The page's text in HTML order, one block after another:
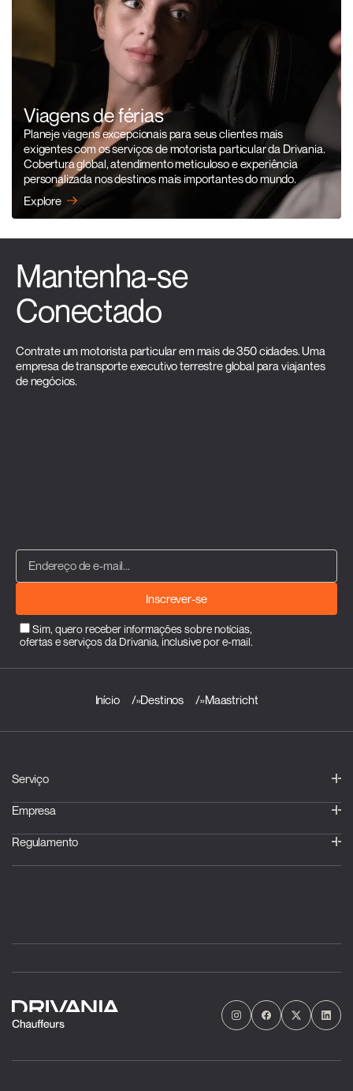
Viagens de férias
Planeje viagens excepcionais para seus clientes mais
exigentes com os serviços de motorista particular da Drivania.
Cobertura global, atendimento meticuloso e experiência
personalizada nos destinos mais importantes do mundo.
Explore
Mantenha-se
Conectado
Contrate um motorista particular em mais de 350 cidades. Uma
empresa de transporte executivo terrestre global para viajantes
de negócios.
Inscrever-se
Sim, quero receber informações sobre notícias,
ofertas e serviços da Drivania, inclusive por e-mail.
Início »Destinos »Maastricht
Serviço
Empresa
Regulamento